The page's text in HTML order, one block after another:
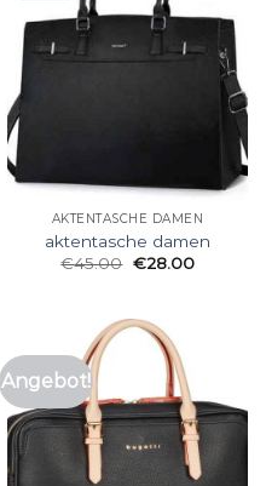
AKTENTASCHE DAMEN
aktentasche damen
€45.00 €28.00
Angebot!